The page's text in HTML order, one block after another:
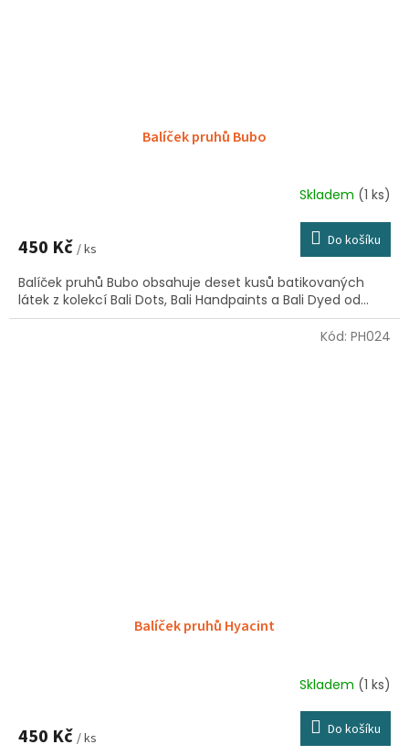
Balíček pruhů Bubo
Skladem (1 ks)
450 Kč / ks Do košíku
Balíček pruhů Bubo obsahuje deset kusů batikovaných
látek z kolekcí Bali Dots, Bali Handpaints a Bali Dyed od...
Balíček pruhů Hyacint
Skladem (1 ks)
450 Kč / ks Do košíku
Kód: PH024